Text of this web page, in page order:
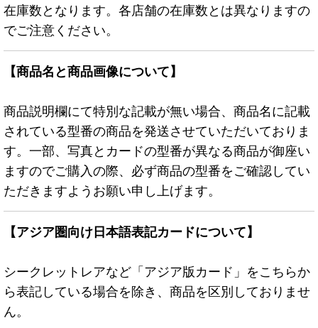
在庫数となります。各店舗の在庫数とは異なりますの
でご注意ください。
【商品名と商品画像について】
商品説明欄にて特別な記載が無い場合、商品名に記載
されている型番の商品を発送させていただいておりま
す。一部、写真とカードの型番が異なる商品が御座い
ますのでご購入の際、必ず商品の型番をご確認してい
ただきますようお願い申し上げます。
【アジア圏向け日本語表記カードについて】
シークレットレアなど「アジア版カード」をこちらか
ら表記している場合を除き、商品を区別しておりませ
ん。